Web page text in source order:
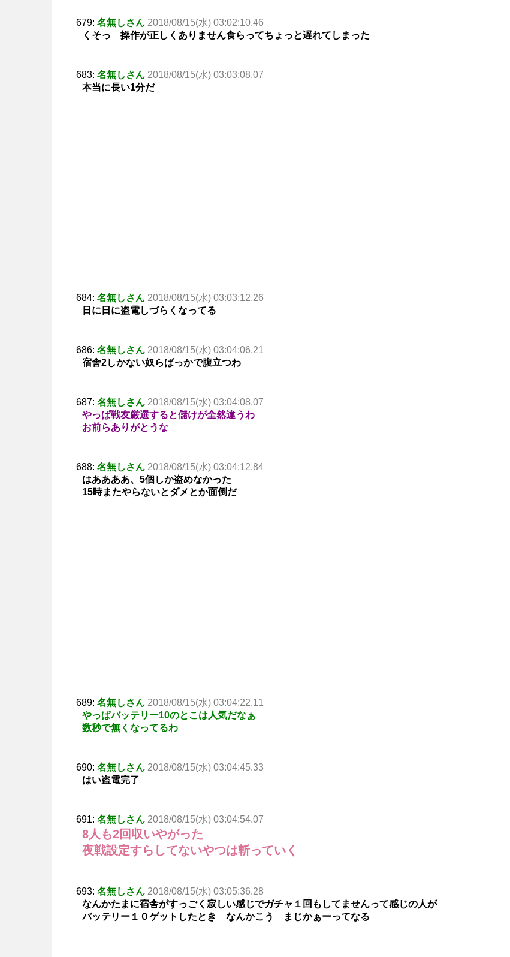
679: 名無しさん 2018/08/15(水) 03:02:10.46
くそっ 操作が正しくありません食らってちょっと遅れてしまった
683: 名無しさん 2018/08/15(水) 03:03:08.07
本当に長い1分だ
684: 名無しさん 2018/08/15(水) 03:03:12.26
日に日に盗電しづらくなってる
686: 名無しさん 2018/08/15(水) 03:04:06.21
宿舎2しかない奴らばっかで腹立つわ
687: 名無しさん 2018/08/15(水) 03:04:08.07
やっぱ戦友厳選すると儲けが全然違うわ
お前らありがとうな
688: 名無しさん 2018/08/15(水) 03:04:12.84
はああああ、5個しか盗めなかった
15時またやらないとダメとか面倒だ
689: 名無しさん 2018/08/15(水) 03:04:22.11
やっぱバッテリー10のとこは人気だなぁ
数秒で無くなってるわ
690: 名無しさん 2018/08/15(水) 03:04:45.33
はい盗電完了
691: 名無しさん 2018/08/15(水) 03:04:54.07
8人も2回収いやがった
夜戦設定すらしてないやつは斬っていく
693: 名無しさん 2018/08/15(水) 03:05:36.28
なんかたまに宿舎がすっごく寂しい感じでガチャ１回もしてませんって感じの人が
バッテリー１０ゲットしたとき なんかこう まじかぁーってなる